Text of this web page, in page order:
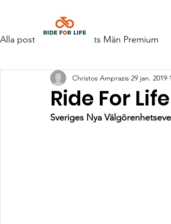
Alla poster Bibshorts Män Premium
Ride For Life
Christos Amprazis 29 jan. 2019
Sveriges Nya